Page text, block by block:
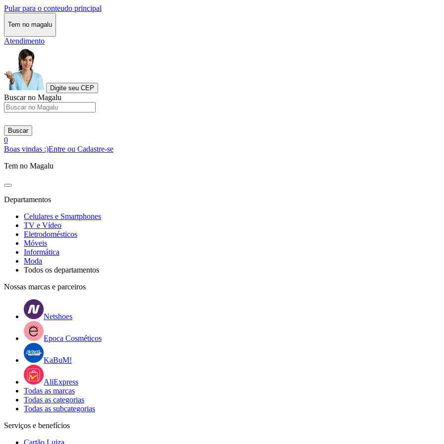
Pular para o conteudo principal
Tem no magalu
Atendimento
Digite seu CEP
Buscar no Magalu
Buscar
0
Boas vindas :)Entre ou Cadastre-se
Tem no Magalu
Departamentos
Celulares e Smartphones
TV e Vídeo
Eletrodomésticos
Móveis
Informática
Moda
Todos os departamentos
Nossas marcas e parceiros
Netshoes
Epoca Cosméticos
KaBuM!
AliExpress
Todas as marcas
Todas as categorias
Todas as subcategorias
Serviços e benefícios
Cartão Luiza